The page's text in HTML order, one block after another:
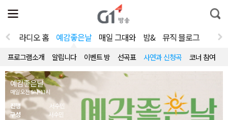
전
체
뉴
열
통
합
라디오 홈 예감좋은날 매일 그대와 밤& 뮤직 블로그
프로그램소개 알립니다 이벤트 방 선곡표 사연과 신청곡 코너 참여
예감좋은날
매일 오전 9시~11시
진행
서수민
구성
서수민